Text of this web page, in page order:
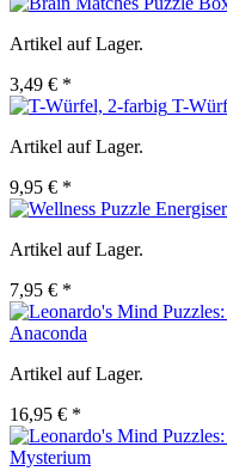
Artikel auf Lager.
3,49 € *
T-
Artikel auf Lager.
9,95 € *
Artikel auf Lager.
7,95 € *
Anaconda
Artikel auf Lager.
16,95 € *
Mysterium